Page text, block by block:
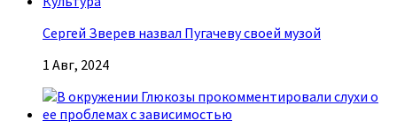
Сергей Зверев назвал Пугачеву своей музой
1 Авг, 2024